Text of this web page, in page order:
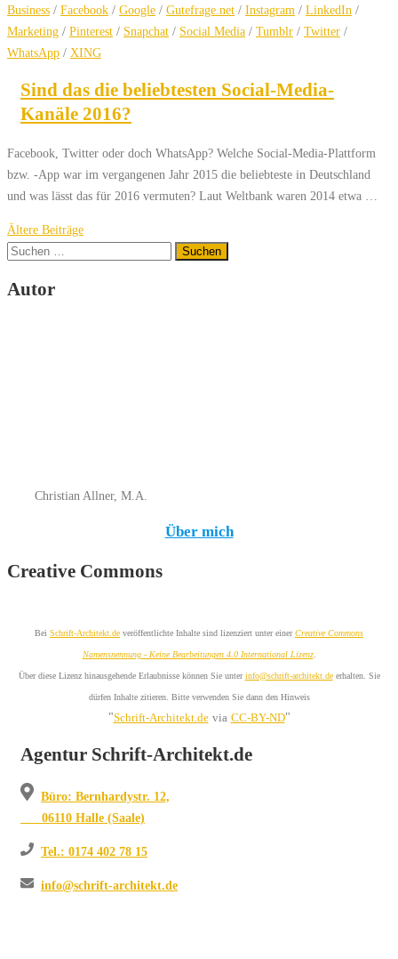
Business / Facebook / Google / Gutefrage.net / Instagram / LinkedIn /
Marketing / Pinterest / Snapchat / Social Media / Tumblr / Twitter /
WhatsApp / XING
Sind das die beliebtesten Social-Media-
Kanäle 2016?
Facebook, Twitter oder doch WhatsApp? Welche Social-Media-Plattform
bzw. -App war im vergangenen Jahr 2015 die beliebteste in Deutschland
und was lässt das für 2016 vermuten? Laut Weltbank waren 2014 etwa …
Beitragsnavigation
Ältere Beiträge
Suchen
Autor
Christian Allner, M.A.
Über mich
Creative Commons
Bei Schrift-Architekt.de veröffentlichte Inhalte sind lizenziert unter einerCreative Commons
Namensnennung - Keine Bearbeitungen 4.0 International Lizenz.
Über diese Lizenz hinausgehende Erlaubnisse können Sie unterinfo@schrift-architekt.deerhalten. Sie
dürfen Inhalte zitieren. Bitte verwenden Sie dann den Hinweis
"Schrift-Architekt.de via CC-BY-ND"
Agentur Schrift-Architekt.de
Büro: Bernhardystr. 12,
06110 Halle (Saale)
Tel.: 0174 402 78 15
info@schrift-architekt.de